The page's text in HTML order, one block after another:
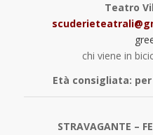
Teatro
chi viene in
Età consigliata:
STRAVAGANTE –